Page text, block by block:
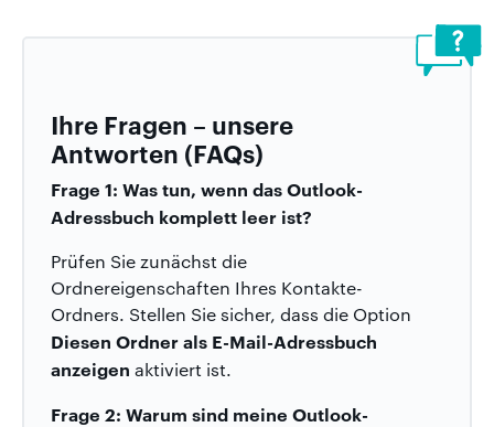
Ihre Fragen – unsere
Antworten (FAQs)
Frage 1: Was tun, wenn das Outlook-
Adressbuch komplett leer ist?
Prüfen Sie zunächst die
Ordnereigenschaften Ihres Kontakte-
Ordners. Stellen Sie sicher, dass die Option
Diesen Ordner als E-Mail-Adressbuch
anzeigen aktiviert ist.
Frage 2: Warum sind meine Outlook-